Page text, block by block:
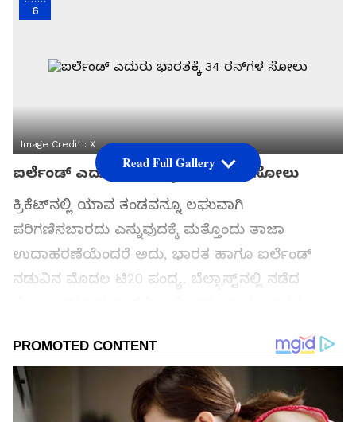
6
Image Credit : X
ಐರ್ಲೆಂಡ್ ಎದುರು ಭಾರತಕ್ಕೆ 34 ರನ್‌ಗಳ ಸೋಲು
ಕ್ರಿಕೆಟ್‌ನಲ್ಲಿ ಯಾವ ತಂಡವನ್ನೂ ಲಘುವಾಗಿ
ಪರಿಗಣಿಸಬಾರದು ಎನ್ನುವುದಕ್ಕೆ ಮತ್ತೊಂದು ತಾಜಾ
ಉದಾಹರಣೆಯೆಂದರೆ ಅದು, ಭಾರತ ಹಾಗೂ ಐರ್ಲೆಂಡ್
ನಡುವಿನ ಮೊದಲ ಟಿ20 ಪಂದ್ಯ. ಬೆಲ್ಫಾಸ್ಟ್‌ನಲ್ಲಿ ನಡೆದ
ಸಮಗ್ರ ಸುದ್ದಿ ಮೂಲವನ್ನಾಗಿ asianet suvarna news ಅನ್ನು
ಆಯ್ಕೆ ಮಾಡಿಕೊಳ್ಳಿ
Read Full Gallery